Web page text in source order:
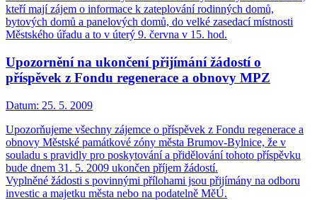
kteří mají zájem o informace k zateplování rodinných domů,
bytových domů a panelových domů, do velké zasedací místnosti
Městského úřadu a to v úterý 9. června v 15. hod.
Upozornění na ukončení přijímání žádostí o
příspěvek z Fondu regenerace a obnovy MPZ
Datum: 25. 5. 2009
Upozorňujeme všechny zájemce o příspěvek z Fondu regenerace a
obnovy Městské památkové zóny města Brumov-Bylnice, že v
souladu s pravidly pro poskytování a přidělování tohoto příspěvku
bude dnem 31. 5. 2009 ukončen příjem žádostí.
Vyplněné žádosti s povinnými přílohami jsou přijímány na odboru
investic a majetku města nebo na podatelně MěÚ.